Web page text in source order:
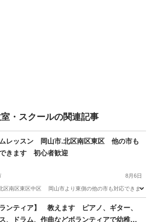
・スクールの関連記事
ムレッスン 岡山市.北区南区東区 他の市も
きます 初心者歓迎
8月6日
区南区東区中区 岡山市より東側の他の市も対応できま
ム スタジオ
ランティア】 教えます ピアノ、ギター、
、ドラム、作曲などボランティアで幼稚園